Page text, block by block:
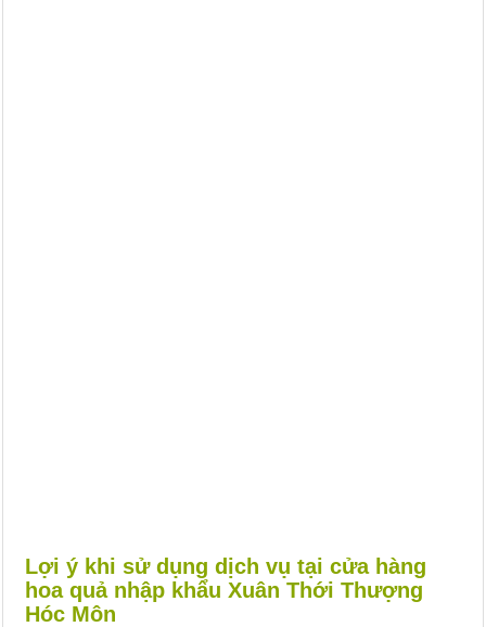
Lợi ý khi sử dụng dịch vụ tại cửa hàng
hoa quả nhập khẩu Xuân Thới Thượng
Hóc Môn